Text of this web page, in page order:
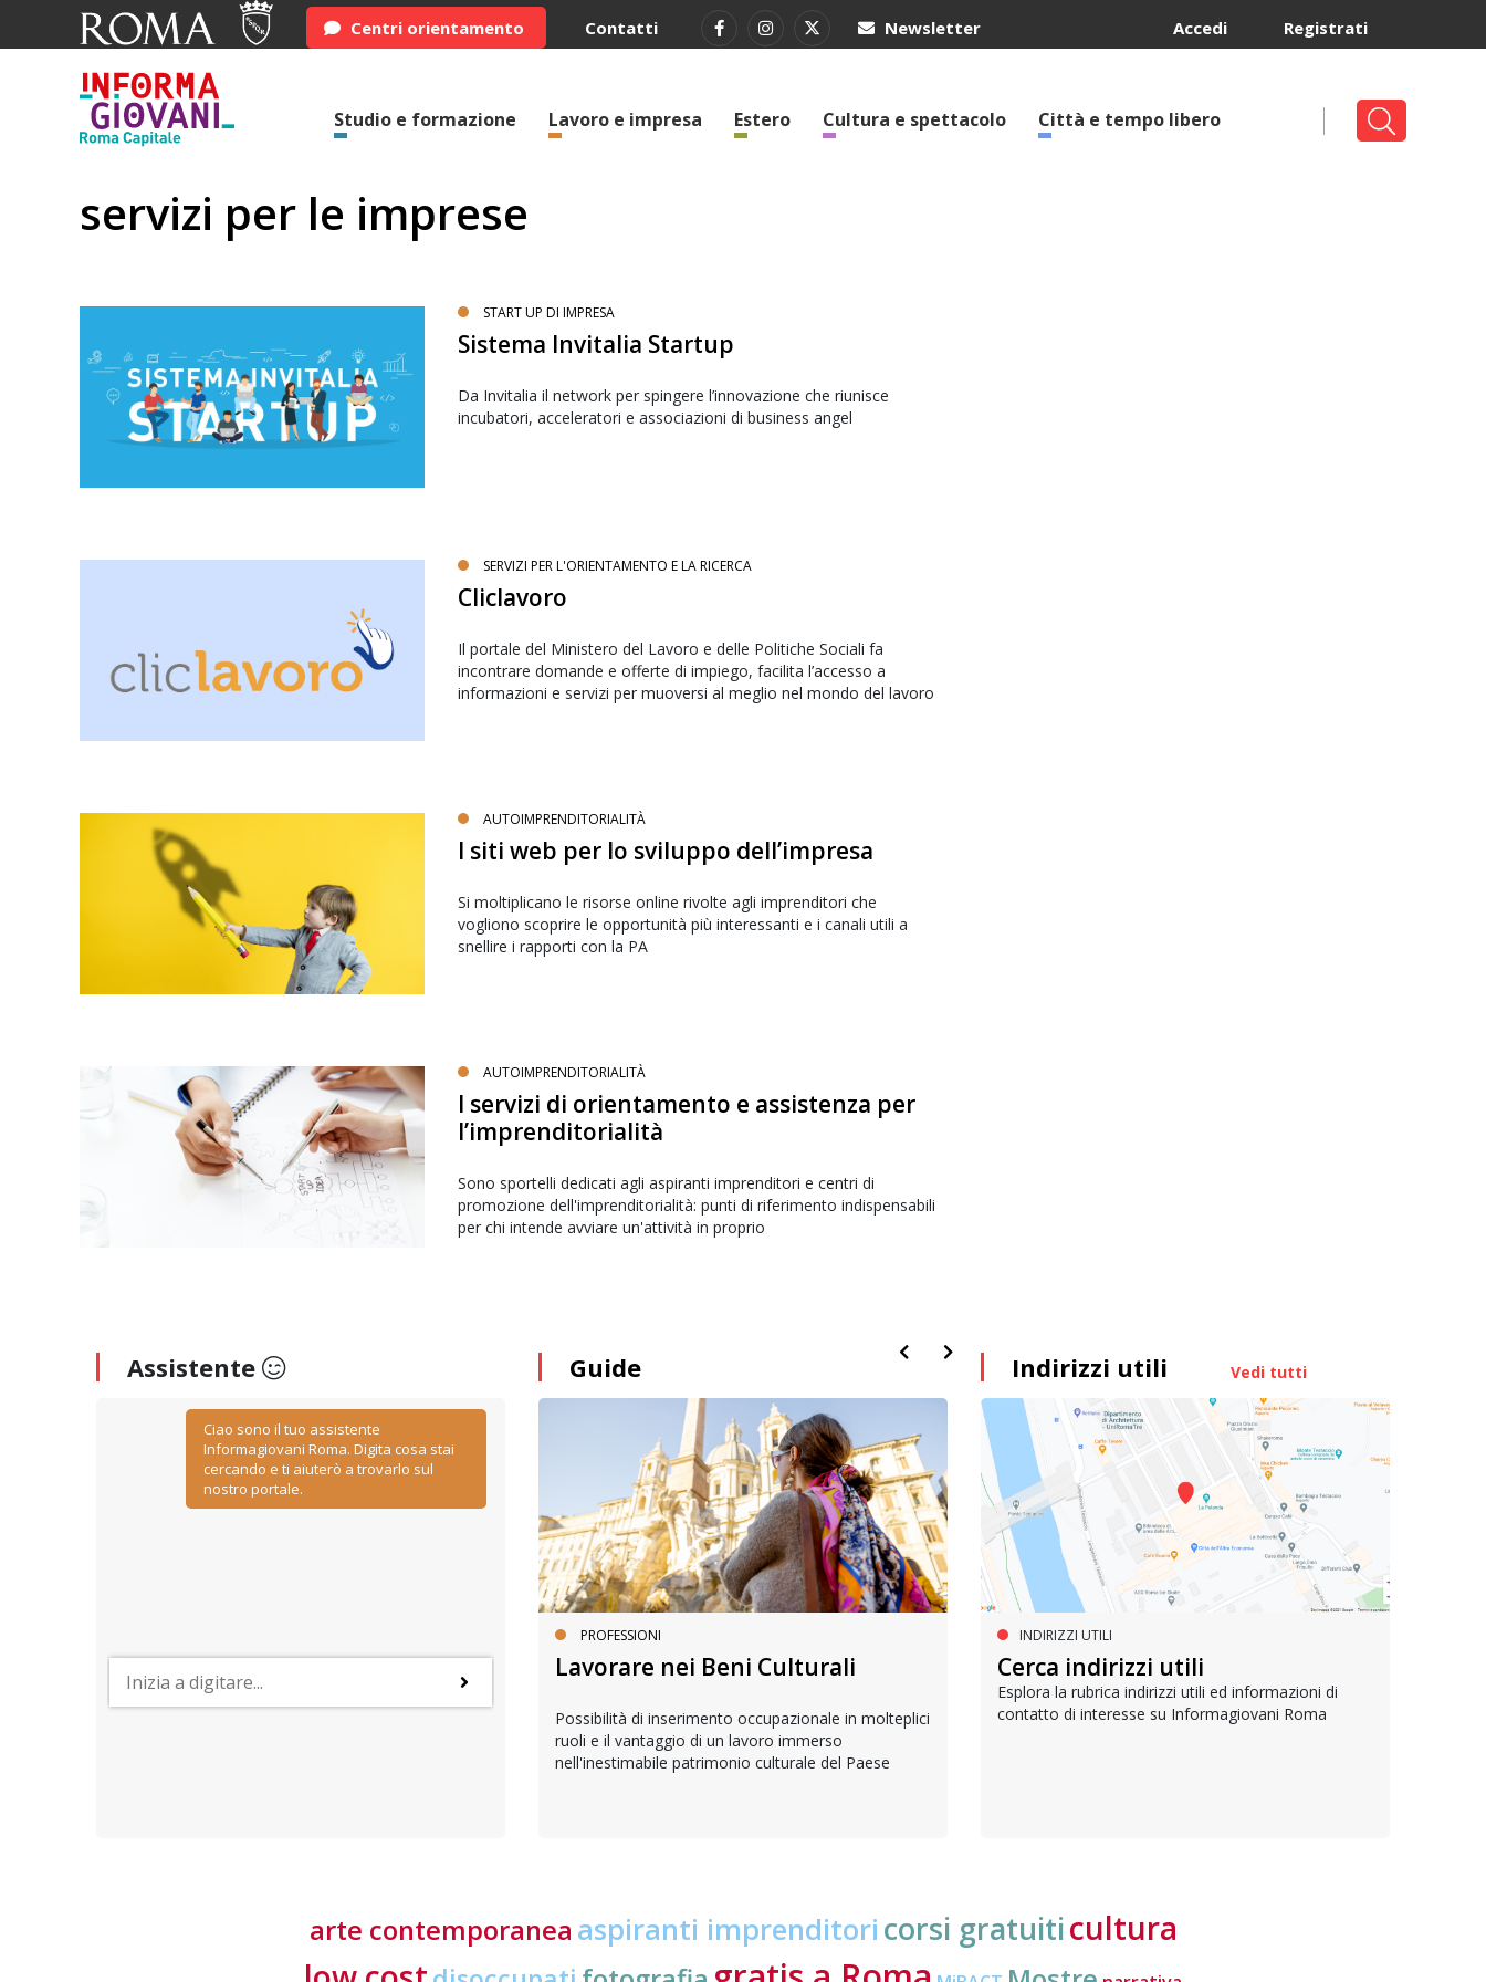
Centri orientamento Contatti Newsletter Registrati
Accedi
Studio e formazione Lavoro e impresa Estero Cultura e spettacolo Città e tempo libero
servizi per le imprese
START UP DI IMPRESA
Sistema Invitalia Startup
Da Invitalia il network per spingere l’innovazione che riunisce
incubatori, acceleratori e associazioni di business angel
SERVIZI PER L'ORIENTAMENTO E LA RICERCA
Cliclavoro
Il portale del Ministero del Lavoro e delle Politiche Sociali fa
incontrare domande e offerte di impiego, facilita l’accesso a
informazioni e servizi per muoversi al meglio nel mondo del lavoro
AUTOIMPRENDITORIALITÀ
I siti web per lo sviluppo dell’impresa
Si moltiplicano le risorse online rivolte agli imprenditori che
vogliono scoprire le opportunità più interessanti e i canali utili a
snellire i rapporti con la PA
AUTOIMPRENDITORIALITÀ
I servizi di orientamento e assistenza per
l’imprenditorialità
Sono sportelli dedicati agli aspiranti imprenditori e centri di
promozione dell'imprenditorialità: punti di riferimento indispensabili
per chi intende avviare un'attività in proprio
Assistente
Ciao sono il tuo assistente
Informagiovani Roma. Digita cosa stai
cercando e ti aiuterò a trovarlo sul
nostro portale.
Guide
Lavorare nelle risorse umane
PROFESSIONI
Lavorare nei Beni Culturali
Possibilità di inserimento occupazionale in molteplici
ruoli e il vantaggio di un lavoro immerso
nell'inestimabile patrimonio culturale del Paese
SERVIZI SOCIALI E AI CITTADINI
Inclusione e opportunità per
giovani con disabilità
Indirizzi utili Vedi tutti
INDIRIZZI UTILI
Cerca indirizzi utili
Esplora la rubrica indirizzi utili ed informazioni di
contatto di interesse su Informagiovani Roma
arte contemporanea aspiranti imprenditori corsi gratuiticultura